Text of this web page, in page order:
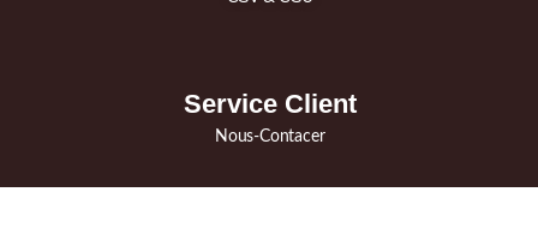
Service Client
Nous-Contacer